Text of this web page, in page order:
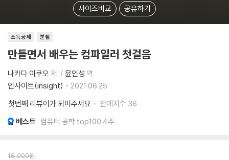
사이즈비교 공유하기
소득공제 분철
만들면서 배우는 컴파일러 첫걸음
나카다 이쿠오 저 윤인성 역
인사이트(insight)
2021.06.25.
첫번째 리뷰어가 되어주세요
판매지수 36
베스트 컴퓨터 공학 top100 4주
18,000원